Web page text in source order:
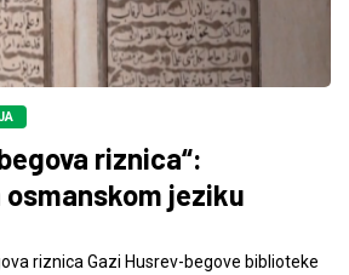
riznica“:
jeziku
riznica Gazi Husrev-begove biblioteke